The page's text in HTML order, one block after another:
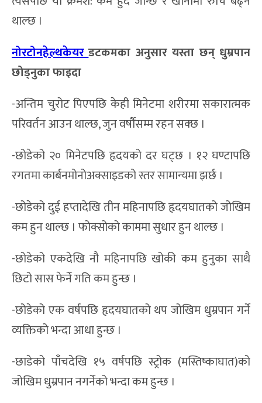
थाल्छ ।
नोरटोनहेल्थकेयर डटकमका अनुसार यस्ता छन् धुम्रपान
छोड्नुका फाइदा
-अन्तिम चुरोट पिएपछि केही मिनेटमा शरीरमा सकारात्मक
परिवर्तन आउन थाल्छ, जुन वर्षौंसम्म रहन सक्छ ।
-छोडेको २० मिनेटपछि हृदयको दर घट्छ । १२ घण्टापछि
रगतमा कार्बनमोनोअक्साइडको स्तर सामान्यमा झर्छ ।
-छोडेको दुई हप्तादेखि तीन महिनापछि हृदयघातको जोखिम
कम हुन थाल्छ । फोक्सोको काममा सुधार हुन थाल्छ ।
-छोडेको एकदेखि नौ महिनापछि खोकी कम हुनुका साथै
छिटो सास फेर्ने गति कम हुन्छ ।
-छोडेको एक वर्षपछि हृदयघातको थप जोखिम धुम्रपान गर्ने
व्यक्तिको भन्दा आधा हुन्छ ।
-छाडेको पाँचदेखि १५ वर्षपछि स्ट्रोक (मस्तिष्काघात)को
जोखिम धुम्रपान नगर्नेको भन्दा कम हुन्छ ।